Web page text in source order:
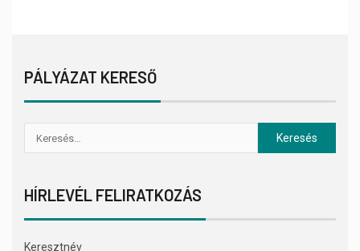
PÁLYÁZAT KERESŐ
HÍRLEVÉL FELIRATKOZÁS
Keresztnév